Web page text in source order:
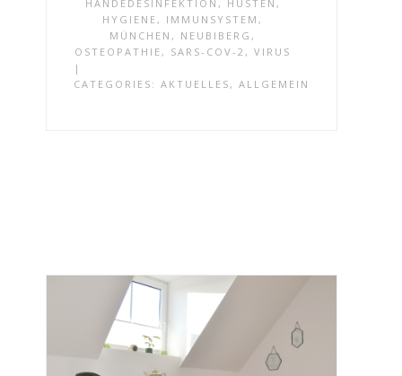
HÄNDEDESINFEKTION , HUSTEN ,
HYGIENE , IMMUNSYSTEM ,
MÜNCHEN , NEUBIBERG ,
OSTEOPATHIE , SARS-COV-2 ,VIRUS
|
CATEGORIES:AKTUELLES ,ALLGEMEIN